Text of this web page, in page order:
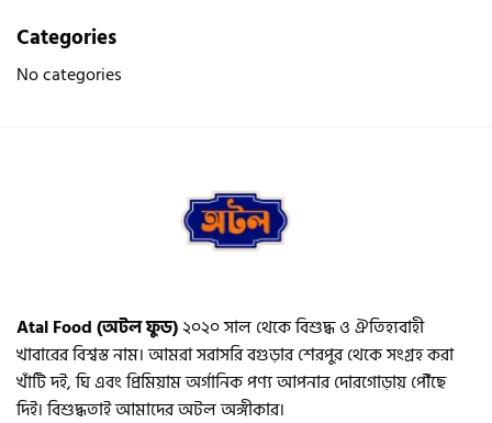
Categories
No categories
Atal Food (অটল ফুড)২০২০ সাল থেকে বিশুদ্ধ ও ঐতিহ্যবাহী
খাবারের বিশ্বস্ত নাম। আমরা সরাসরি বগুড়ার শেরপুর থেকে সংগ্রহ করা
খাঁটি দই, ঘি এবং প্রিমিয়াম অর্গানিক পণ্য আপনার দোরগোড়ায় পৌঁছে
দিই। বিশুদ্ধতাই আমাদের অটল অঙ্গীকার।